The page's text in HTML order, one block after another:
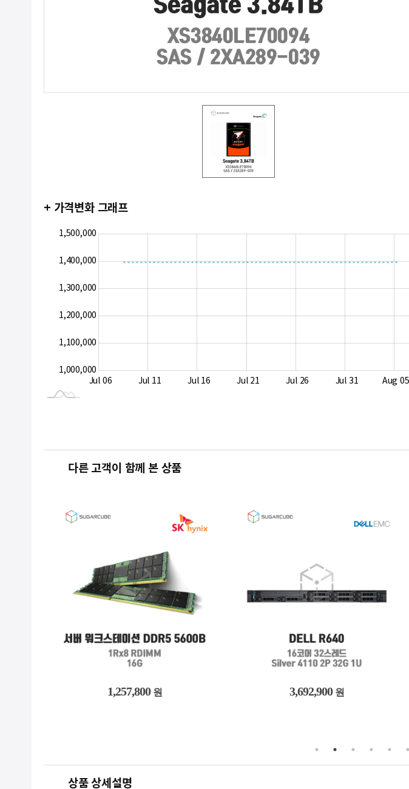
+ 가격변화 그래프
1,000,000
1,100,000
1,200,000
1,300,000
1,400,000
1,500,000
L
Jul 06 Jul 11 Jul 16 Jul 21 Jul 26 Jul 31 Aug 05
Aug 10
다른 고객이 함께 본 상품
3,692,900 원 501,800원
상품 상세설명